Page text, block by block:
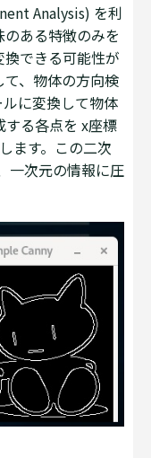
Analysis) を利
ある特徴のみを
できる可能性が
て、物体の方向検
に変換して物体
する各点を x座標
ます。この二次
一次元の情報に圧